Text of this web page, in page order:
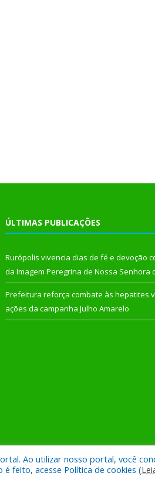
ÚLTIMAS PUBLICAÇÕES
Rurópolis vivencia dias de fé e devoção
da Imagem Peregrina de Nossa Senhora
Prefeitura reforça combate às hepatites
ações da campanha Julho Amarelo
Ao utilizar nosso portal, você
feito, acesse Política de cookies (